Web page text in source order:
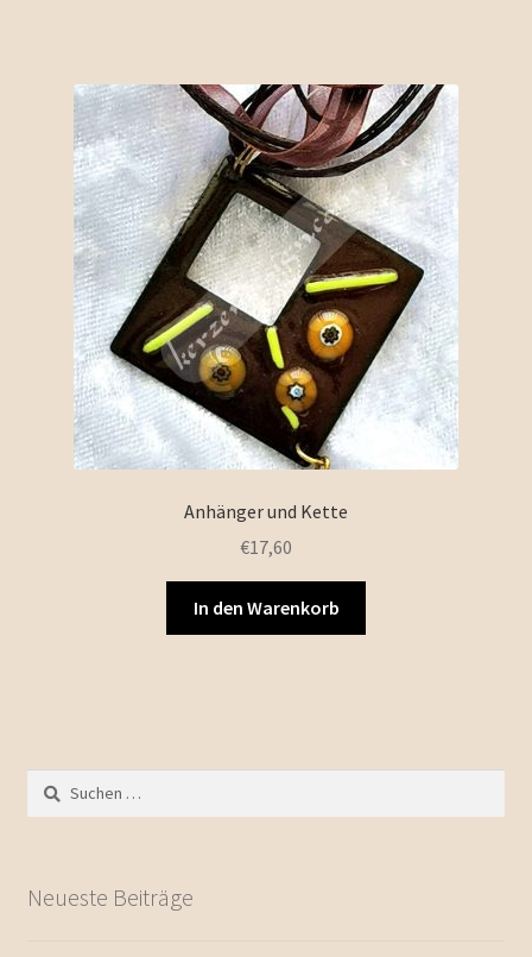
Anhänger und Kette
€17,60
In den Warenkorb
Suchen
nach:
Neueste Beiträge